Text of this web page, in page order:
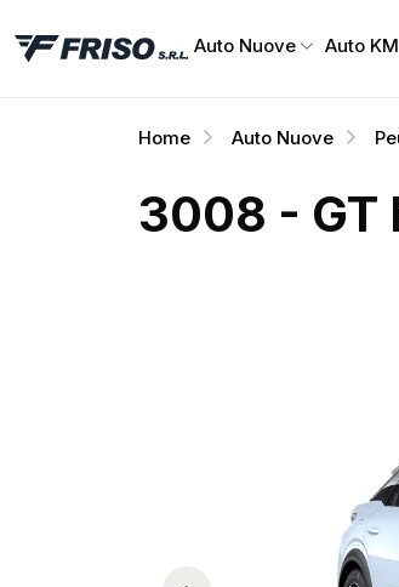
Auto Nuove Auto
Home Auto Nuove
3008 - GT